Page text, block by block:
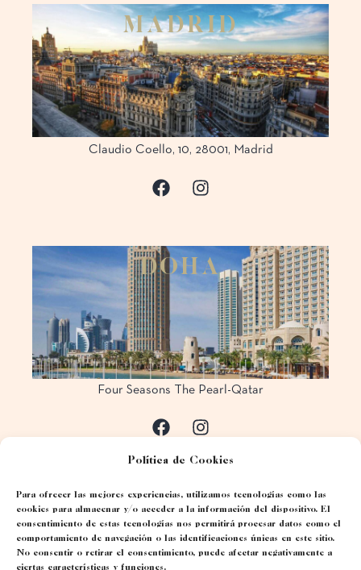
Política de Cookies
Para ofrecer las mejores experiencias, utilizamos tecnologías como las
cookies para almacenar y/o acceder a la información del dispositivo. El
consentimiento de estas tecnologías nos permitirá procesar datos como el
comportamiento de navegación o las identificaciones únicas en este sitio.
No consentir o retirar el consentimiento, puede afectar negativamente a
ciertas características y funciones.
MADRID
Claudio Coello, 10, 28001, Madrid
DOHA
Four Seasons The Pearl-Qatar
Experiencias
Calle Claudio Coello,
28001,